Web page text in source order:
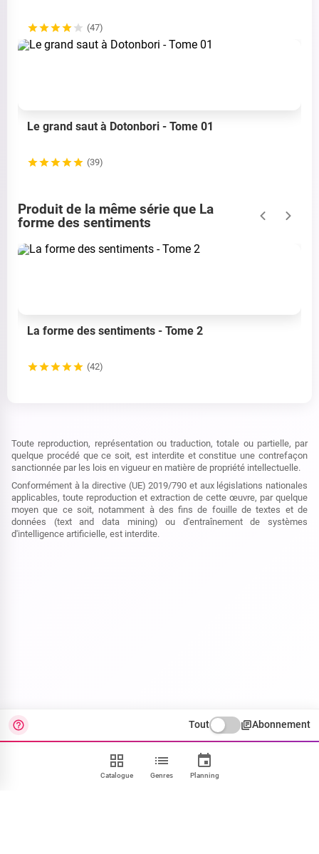
(47)
Le grand saut à Dotonbori - Tome 01
(39)
Produit de la même série que La
forme des sentiments
La forme des sentiments - Tome 2
(42)
Toute reproduction, représentation ou traduction, totale ou partielle, par
quelque procédé que ce soit, est interdite et constitue une contrefaçon
sanctionnée par les lois en vigueur en matière de propriété intellectuelle.
Conformément à la directive (UE) 2019/790 et aux législations nationales
applicables, toute reproduction et extraction de cette œuvre, par quelque
moyen que ce soit, notamment à des fins de fouille de textes et de
données (text and data mining) ou d'entraînement de systèmes
d'intelligence artificielle, est interdite.
Catalogue Genres Planning
Tout Abonnement